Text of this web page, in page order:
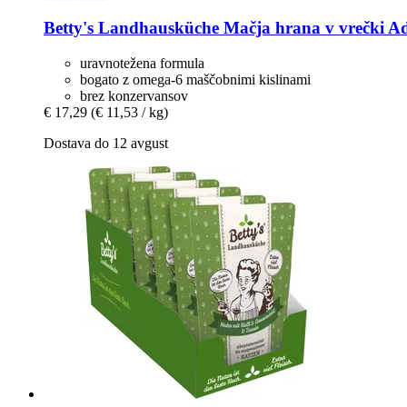
Betty's Landhausküche Mačja hrana v vrečki
uravnotežena formula
bogato z omega-6 maščobnimi kislinami
brez konzervansov
€ 17,29 (€ 11,53 / kg)
Dostava do 12 avgust